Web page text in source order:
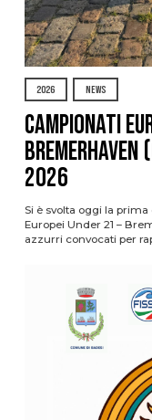
2026 NEWS
Campionati
Bremerhaven
2026
Si è svolta oggi la
Europei Under 21 –
azzurri convocati per